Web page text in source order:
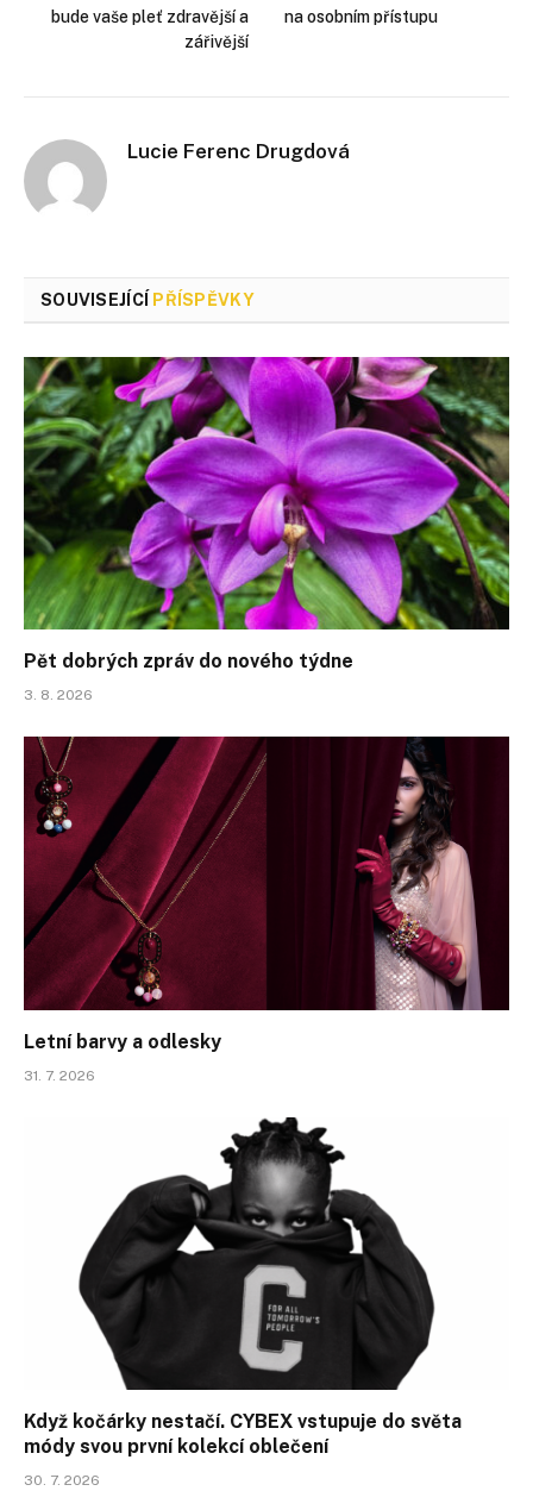
bude vaše pleť zdravější a
zářivější
na osobním přístupu
Lucie Ferenc Drugdová
SOUVISEJÍCÍ PŘÍSPĚVKY
Pět dobrých zpráv do nového týdne
3. 8. 2026
Letní barvy a odlesky
31. 7. 2026
Když kočárky nestačí. CYBEX vstupuje do světa
módy svou první kolekcí oblečení
30. 7. 2026